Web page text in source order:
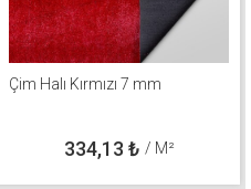
Çim Halı Kırmızı 7 mm
334,13 ₺ / M²